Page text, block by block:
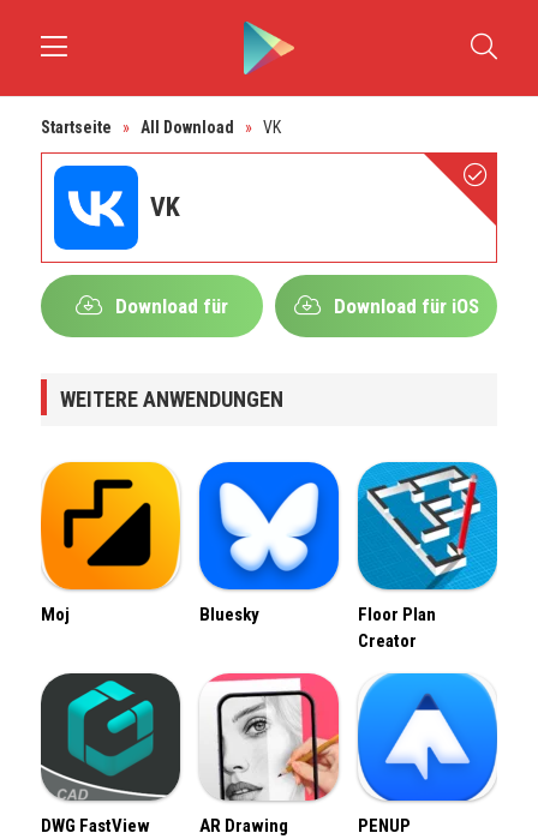
Startseite » All Download » VK
VK
Download für Download für iOS
WEITERE ANWENDUNGEN
Moj Bluesky
Floor Plan
Creator
DWG FastView AR Drawing PENUP